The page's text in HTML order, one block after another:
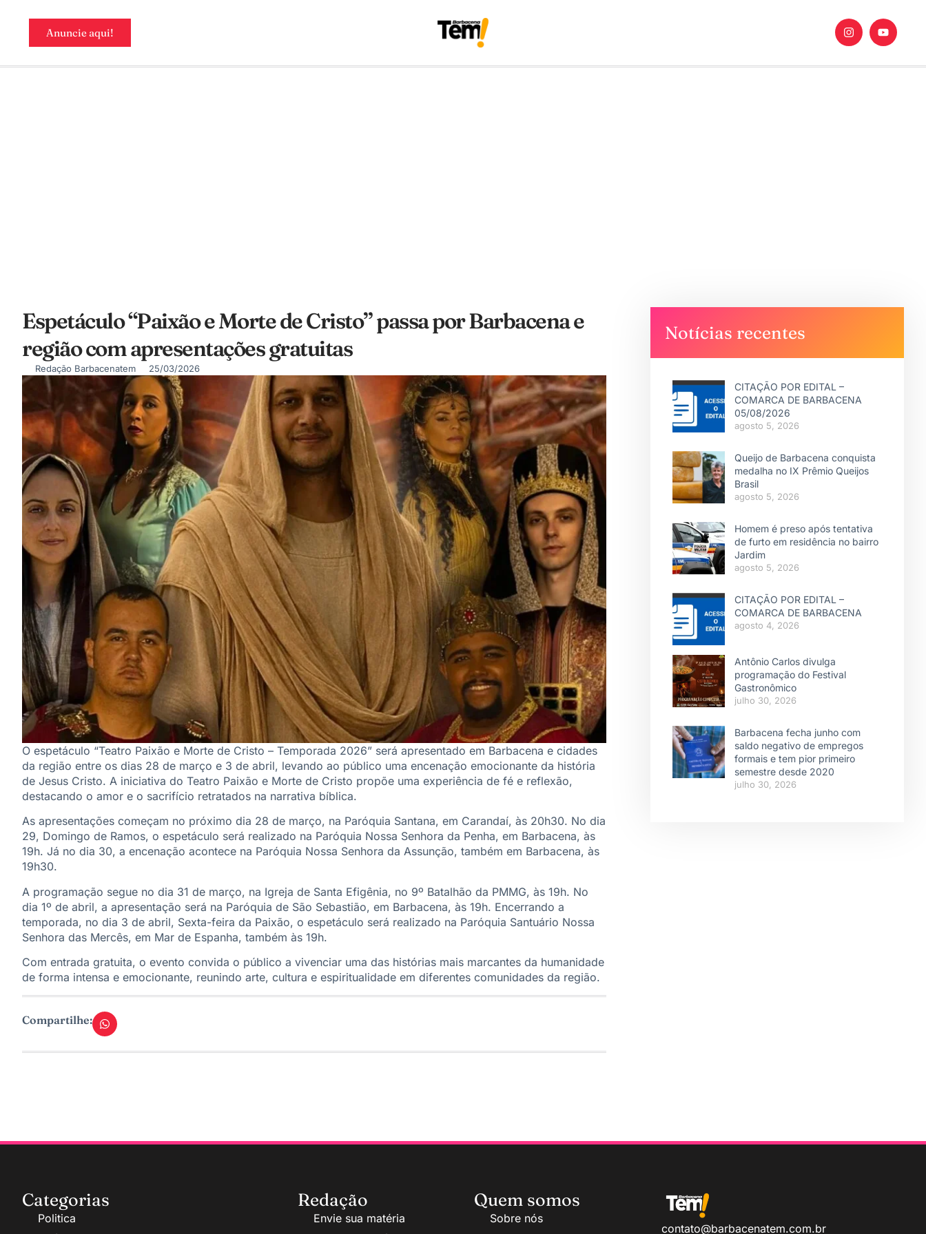
Anuncie aqui!
Espetáculo “Paixão e Morte de Cristo” passa por Barbacena e
região com apresentações gratuitas
Redação Barbacenatem 25/03/2026
O espetáculo “Teatro Paixão e Morte de Cristo – Temporada 2026” será apresentado em Barbacena e cidades
da região entre os dias 28 de março e 3 de abril, levando ao público uma encenação emocionante da história
de Jesus Cristo. A iniciativa do Teatro Paixão e Morte de Cristo propõe uma experiência de fé e reflexão,
destacando o amor e o sacrifício retratados na narrativa bíblica.
As apresentações começam no próximo dia 28 de março, na Paróquia Santana, em Carandaí, às 20h30. No dia
29, Domingo de Ramos, o espetáculo será realizado na Paróquia Nossa Senhora da Penha, em Barbacena, às
19h. Já no dia 30, a encenação acontece na Paróquia Nossa Senhora da Assunção, também em Barbacena, às
19h30.
A programação segue no dia 31 de março, na Igreja de Santa Efigênia, no 9º Batalhão da PMMG, às 19h. No
dia 1º de abril, a apresentação será na Paróquia de São Sebastião, em Barbacena, às 19h. Encerrando a
temporada, no dia 3 de abril, Sexta-feira da Paixão, o espetáculo será realizado na Paróquia Santuário Nossa
Senhora das Mercês, em Mar de Espanha, também às 19h.
Com entrada gratuita, o evento convida o público a vivenciar uma das histórias mais marcantes da humanidade
de forma intensa e emocionante, reunindo arte, cultura e espiritualidade em diferentes comunidades da região.
Compartilhe:
Notícias recentes
CITAÇÃO POR EDITAL –
COMARCA DE BARBACENA
05/08/2026
agosto 5, 2026
Queijo de Barbacena conquista
medalha no IX Prêmio Queijos
Brasil
agosto 5, 2026
Homem é preso após tentativa
de furto em residência no bairro
Jardim
agosto 5, 2026
CITAÇÃO POR EDITAL –
COMARCA DE BARBACENA
agosto 4, 2026
Antônio Carlos divulga
programação do Festival
Gastronômico
julho 30, 2026
Barbacena fecha junho com
saldo negativo de empregos
formais e tem pior primeiro
semestre desde 2020
julho 30, 2026
Categorias
Politica
Redação
Envie sua matéria
Quem somos
Sobre nós
contato@barbacenatem.com.br